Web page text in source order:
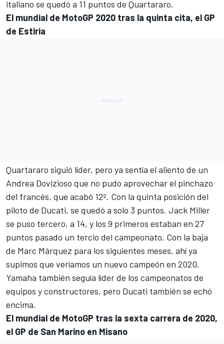
italiano se quedó a 11 puntos de Quartararo.
El mundial de MotoGP 2020 tras la quinta cita, el GP
de Estiria
Quartararo siguió líder, pero ya sentía el aliento de un
Andrea Dovizioso que no pudo aprovechar el pinchazo
del francés, que acabó 12º. Con la quinta posición del
piloto de Ducati, se quedó a solo 3 puntos. Jack Miller
se puso tercero, a 14, y los 9 primeros estaban en 27
puntos pasado un tercio del campeonato. Con la baja
de Marc Márquez para los siguientes meses, ahí ya
supimos que veríamos un nuevo campeón en 2020.
Yamaha también seguía líder de los campeonatos de
equipos y constructores, pero Ducati también se echó
encima.
El mundial de MotoGP tras la sexta carrera de 2020,
el GP de San Marino en Misano